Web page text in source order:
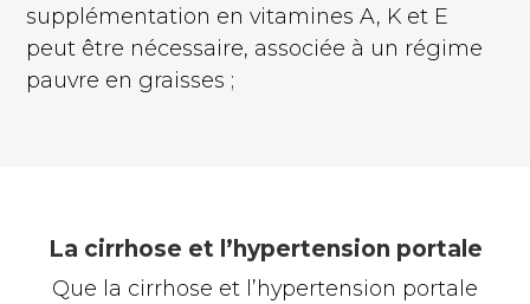
supplémentation en vitamines A, K et E
peut être nécessaire, associée à un régime
pauvre en graisses ;
La cirrhose et l’hypertension portale
Que la cirrhose et l’hypertension portale